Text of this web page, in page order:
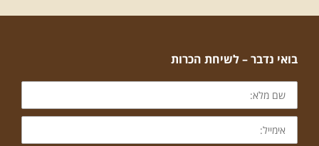
בואי נדבר – לשיחת הכרות
שם
מלא:
אימייל: